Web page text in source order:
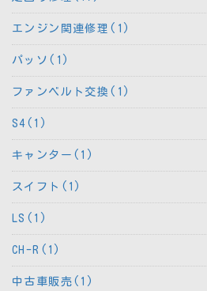
エンジン関連修理(1)
パッソ(1)
ファンベルト交換(1)
S4(1)
キャンター(1)
スイフト(1)
LS(1)
CH-R(1)
中古車販売(1)